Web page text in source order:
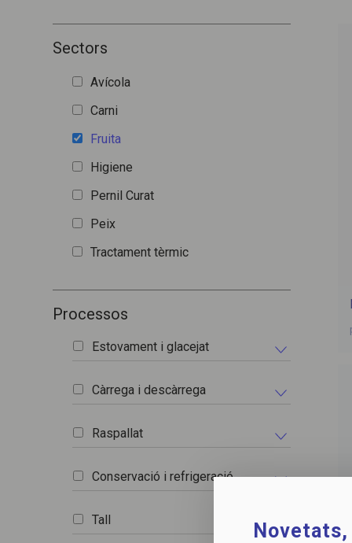
Sectors
Avícola
Carni
Fruita
Higiene
Pernil Curat
Peix
Tractament tèrmic
Processos
Estovament i glacejat
Càrrega i descàrrega
Raspallat
Conservació i refrigeració
Tall